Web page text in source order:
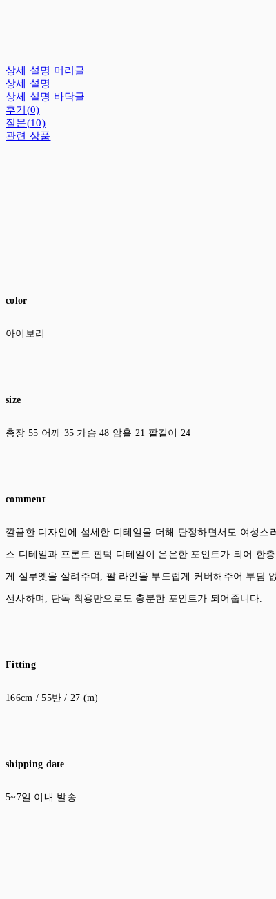
상세 설명 머리글
상세 설명
상세 설명 바닥글
후기(0)
질문(10)
관련 상품
color
아이보리
size
총장 55 어깨 35 가슴 48 암홀 21 팔길이 24
comment
깔끔한 디자인에 섬세한 디테일을 더해 단정하면서도 여성
스 디테일과 프론트 핀턱 디테일이 은은한 포인트가 되어 한
게 실루엣을 살려주며, 팔 라인을 부드럽게 커버해주어 부담
선사하며, 단독 착용만으로도 충분한 포인트가 되어줍니다.
Fitting
166cm / 55반 / 27 (m)
shipping date
5~7일 이내 발송